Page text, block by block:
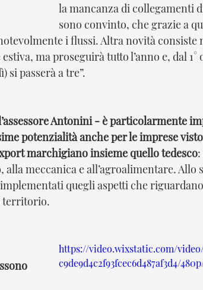
la mancanza di collegamenti
sono convinto, che grazie a
i flussi. Altra novità consiste
ma proseguirà tutto l’anno e, dal 1°
si passerà a tre”.
Antonini - è particolarmente
potenzialità anche per le imprese
marchigiano insieme quello tedesco
meccanica e all’agroalimentare. Allo
quegli aspetti che
territorio.
https://video.wixstatic.com/video/
c9de9d4c2f93fcec6d487af3d4/